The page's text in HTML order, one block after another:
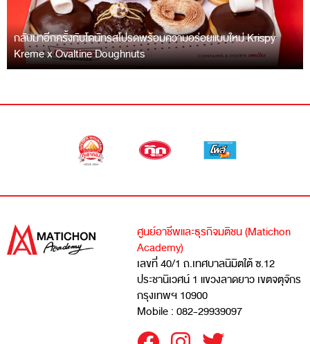
กลับมาอีกครั้งกับโดนัทรสโปรดพร้อมความอร่อยแบบใหม่ Krispy
Kreme x Ovaltine Doughnuts
ศูนย์อาชีพและธุรกิจมติชน (Matichon
Academy)
เลขที่ 40/1 ถ.เทศบาลนิมิตใต้ ซ.12
ประชานิเวศน์ 1 แขวงลาดยาว เขตจตุจักร
กรุงเทพฯ 10900
Mobile : 082-29939097